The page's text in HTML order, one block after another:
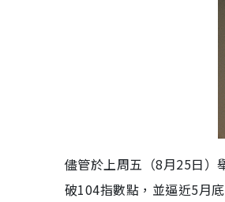
儘管於上周五（8月25日）
破104指數點，並逼近5月